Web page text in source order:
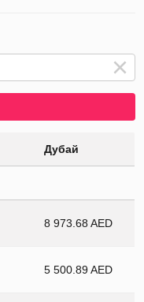
Дубай
8 973.68 AED
5 500.89 AED